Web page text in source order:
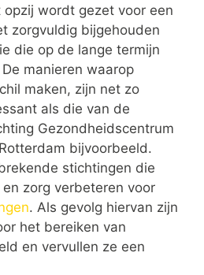
wordt gezet voor een
zorgvuldig bijgehouden
die op de lange termijn
manieren waarop
maken, zijn net zo
als die van de
Gezondheidscentrum
bijvoorbeeld.
stichtingen die
zorg verbeteren voor
. Als gevolg hiervan zijn
het bereiken van
en vervullen ze een